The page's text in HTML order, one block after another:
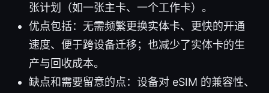
张计划（如一张主卡、一个工作卡）。
优点包括：无需频繁更换实体卡、更快的开通
速度、便于跨设备迁移；也减少了实体卡的生
产与回收成本。
缺点和需要留意的点：设备对 eSIM 的兼容性、